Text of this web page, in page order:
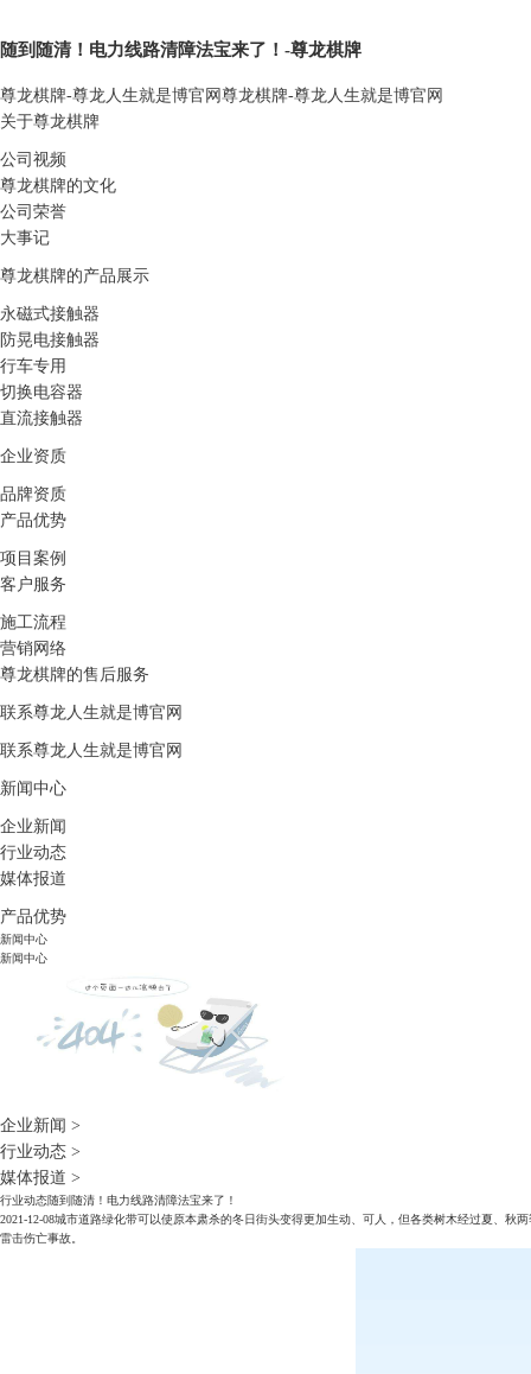
随到随清！电力线路清障法宝来了！-尊龙棋牌
尊龙棋牌-尊龙人生就是博官网 尊龙棋牌-尊龙人生就是博官网
关于尊龙棋牌
公司视频
尊龙棋牌的文化
公司荣誉
大事记
尊龙棋牌的产品展示
永磁式接触器
防晃电接触器
行车专用
切换电容器
直流接触器
企业资质
品牌资质
产品优势
项目案例
客户服务
施工流程
营销网络
尊龙棋牌的售后服务
联系尊龙人生就是博官网
联系尊龙人生就是博官网
新闻中心
企业新闻
行业动态
媒体报道
产品优势
新闻中心
新闻中心
企业新闻 >
行业动态 >
媒体报道 >
行业动态随到随清！电力线路清障法宝来了！
2021-12-08城市道路绿化带可以使原本肃杀的冬日街头变得更加生动、可人，但各类树木经过夏、秋
雷击伤亡事故。